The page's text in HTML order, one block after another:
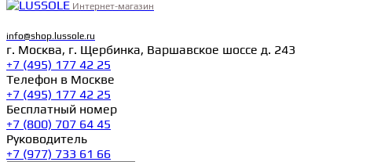
Интернет-магазин
info@shop.lussole.ru
г. Москва, г. Щербинка, Варшавское шоссе д. 243
+7 (495) 177 42 25
Телефон в Москве
+7 (495) 177 42 25
Бесплатный номер
+7 (800) 707 64 45
Руководитель
+7 (977) 733 61 66